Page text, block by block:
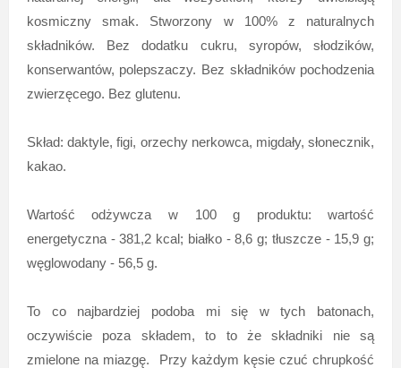
kosmiczny smak. Stworzony w 100% z naturalnych
składników. Bez dodatku cukru, syropów, słodzików,
konserwantów, polepszaczy. Bez składników pochodzenia
zwierzęcego. Bez glutenu.
Skład: daktyle, figi, orzechy nerkowca, migdały, słonecznik,
kakao.
Wartość odżywcza w 100 g produktu: wartość
energetyczna - 381,2 kcal; białko - 8,6 g; tłuszcze - 15,9 g;
węglowodany - 56,5 g.
To co najbardziej podoba mi się w tych batonach,
oczywiście poza składem, to to że składniki nie są
zmielone na miazgę. Przy każdym kęsie czuć chrupkość